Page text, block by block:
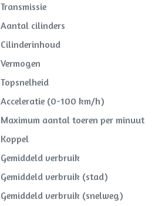
Transmissie
Aantal cilinders
Cilinderinhoud
Vermogen
Topsnelheid
Acceleratie (0-100 km/h)
Maximum aantal toeren per minuut
Koppel
Gemiddeld verbruik
Gemiddeld verbruik (stad)
Gemiddeld verbruik (snelweg)